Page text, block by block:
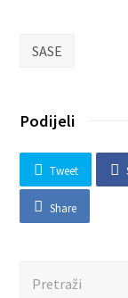
SASE
Podijeli
Tweet
Share